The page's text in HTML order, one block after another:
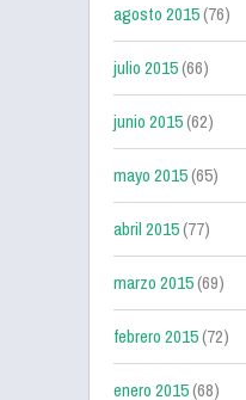
agosto 2015(76)
julio 2015(66)
junio 2015(62)
mayo 2015(65)
abril 2015(77)
marzo 2015(69)
febrero 2015(72)
enero 2015(68)